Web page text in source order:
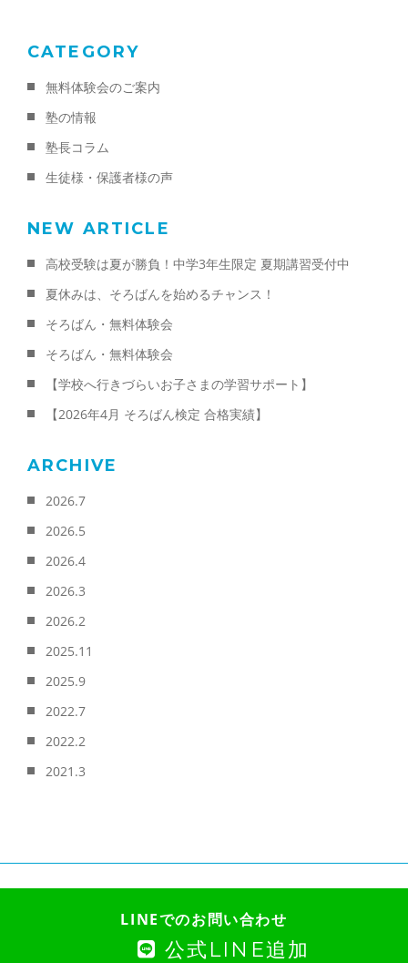
CATEGORY
無料体験会のご案内
塾の情報
塾長コラム
生徒様・保護者様の声
NEW ARTICLE
高校受験は夏が勝負！中学3年生限定 夏期講習受付中
夏休みは、そろばんを始めるチャンス！
そろばん・無料体験会
そろばん・無料体験会
【学校へ行きづらいお子さまの学習サポート】
【2026年4月 そろばん検定 合格実績】
ARCHIVE
2026.7
2026.5
2026.4
2026.3
2026.2
2025.11
2025.9
2022.7
2022.2
2021.3
LINEでのお問い合わせ
公式LINE追加